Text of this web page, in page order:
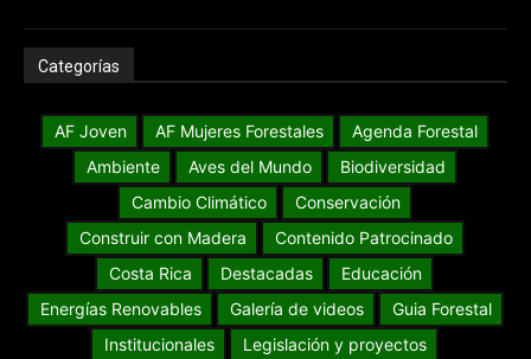
Categorías
AF Joven AF Mujeres Forestales
Agenda Forestal
Ambiente
Aves del Mundo
Biodiversidad
Cambio Climático
Conservación
Construir con Madera
Contenido Patrocinado
Costa Rica
Destacadas
Educación
Energías Renovables
Galería de videos
Guia Forestal
Institucionales
Legislación y proyectos